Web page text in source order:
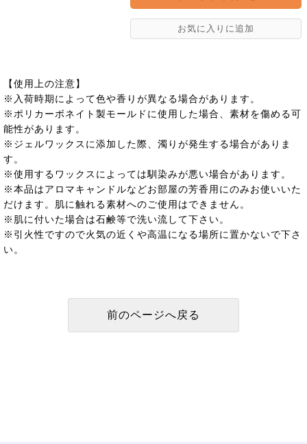
【使用上の注意】
※入荷時期によって色や香りが異なる場合があります。
※ポリカーボネイト製モールドに使用した場合、素材を傷める可
能性があります。
※ジェルワックスに添加した際、濁りが発生する場合がありま
す。
※使用するワックスによっては馴染みが悪い場合があります。
※本品はアロマキャンドルなどお部屋の芳香用にのみお使いいた
だけます。肌に触れる素材へのご使用はできません。
※肌に付いた場合は石鹸等で洗い流して下さい。
※引火性ですので火気の近くや高温になる場所に置かないで下さ
い。